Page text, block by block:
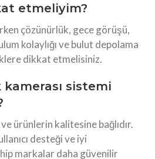
etmeliyim?
çözünürlük, gece görüşü,
kolaylığı ve bulut depolama
dikkat etmelisiniz.
sistemi
ürünlerin kalitesine bağlıdır.
desteği ve iyi
markalar daha güvenilir